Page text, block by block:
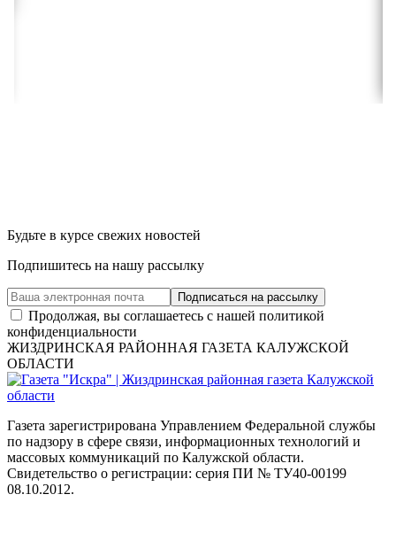
Будьте в курсе свежих новостей
Подпишитесь на нашу рассылку
Продолжая, вы соглашаетесь с нашей политикой
конфиденциальности
ЖИЗДРИНСКАЯ РАЙОННАЯ ГАЗЕТА КАЛУЖСКОЙ
ОБЛАСТИ
Газета зарегистрирована Управлением Федеральной службы
по надзору в сфере связи, информационных технологий и
массовых коммуникаций по Калужской области.
Свидетельство о регистрации: серия ПИ № ТУ40-00199
08.10.2012.